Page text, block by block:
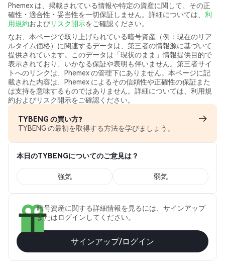
Phemex は、掲載されている情報や特定の資産に関して、その正
確性・適合性・妥当性を一切保証しません。詳細については、 利
用規約およびリスク開示をご確認ください。
なお、本ページで取り上げられている暗号資産（例：現在のリア
ルタイム価格）に関連するデータは、第三者の情報源に基づいて
提供されています。このデータは「現状のまま」情報提供目的で
表示されており、いかなる保証や表明も伴いません。第三者サイ
トへのリンクは、Phemex の管理下にありません。本ページに記
載された内容は、Phemex によるその信頼性や正確性の保証また
は支持を意味するものではありません。詳細については、利用規
約およびリスク開示をご確認ください。
TYBENG の買い方?
TYBENG の最初を取得する方法を学びましょう。
本日のTYBENGについてのご意見は？
強気 弱気
暗号資産に関する詳細情報を見るには、サインアップ
またはログインしてください。
サインアップ/ログイン